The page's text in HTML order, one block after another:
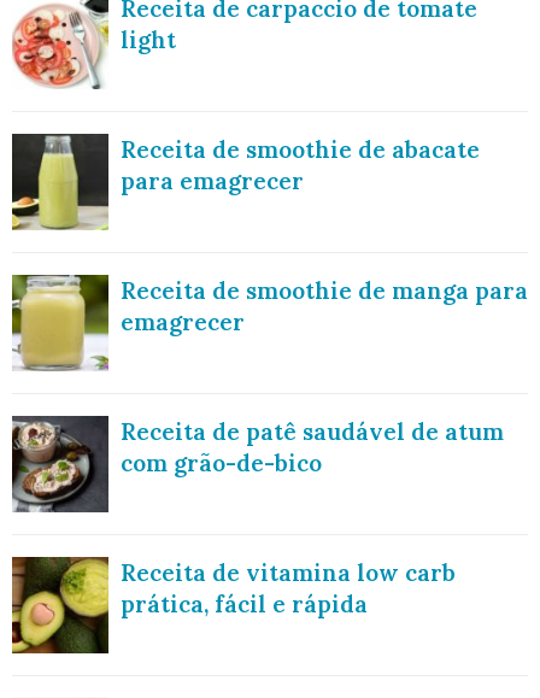
Receita de carpaccio de tomate
light
Receita de smoothie de abacate
para emagrecer
Receita de smoothie de manga para
emagrecer
Receita de patê saudável de atum
com grão-de-bico
Receita de vitamina low carb
prática, fácil e rápida